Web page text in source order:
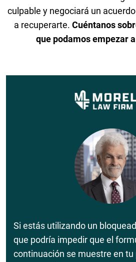
culpable y negociará un
a recuperarte. Cuéntanos
que podamos empezar
Si estás utilizando un
que podría impedir que el
continuación se muestre en tu